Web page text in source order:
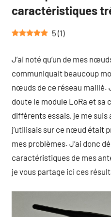
caractéristiques
5 (1)
J’ai noté qu’un de mes
communiquait beaucoup
nœuds de ce réseau maillé.
doute le module LoRa et sa
différents essais, je me suis
j’utilisais sur ce nœud était
mes problèmes. J’ai donc
caractéristiques de mes
je vous partage ici ces